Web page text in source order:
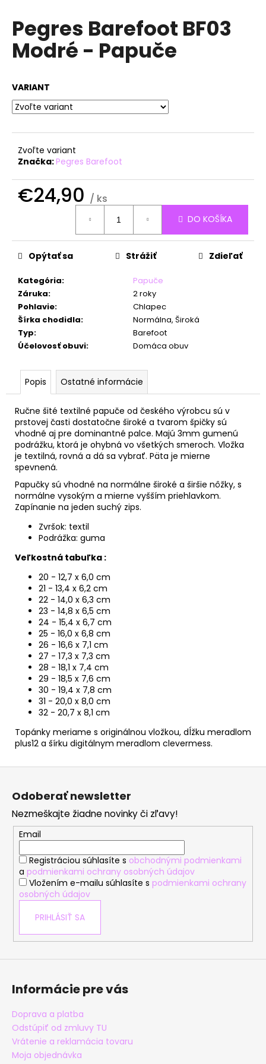
Pegres Barefoot BF03
Modré - Papuče
VARIANT
Zvoľte variant
Značka:Pegres Barefoot
€24,90 / ks
DO KOŠÍKA
Kategória:
Papuče
Záruka:
2 roky
Pohlavie:
Chlapec
Šírka chodidla:
Normálna, Široká
Typ:
Barefoot
Účelovosť obuvi: Domáca obuv
Opýtať sa Strážiť Zdieľať
Popis Ostatné informácie
Ručne šité textilné papuče od českého výrobcu sú v
prstovej časti dostatočne široké a tvarom špičky sú
vhodné aj pre dominantné palce. Majú 3mm gumenú
podrážku, ktorá je ohybná vo všetkých smeroch. Vložka
je textilná, rovná a dá sa vybrať. Päta je mierne
spevnená.
Papučky sú vhodné na normálne široké a širšie nôžky, s
normálne vysokým a mierne vyšším priehlavkom.
Zapínanie na jeden suchý zips.
Zvršok: textil
Podrážka: guma
Veľkostná tabuľka :
20 - 12,7 x 6,0 cm
21 - 13,4 x 6,2 cm
22 - 14,0 x 6,3 cm
23 - 14,8 x 6,5 cm
24 - 15,4 x 6,7 cm
25 - 16,0 x 6,8 cm
26 - 16,6 x 7,1 cm
27 - 17,3 x 7,3 cm
28 - 18,1 x 7,4 cm
29 - 18,5 x 7,6 cm
30 - 19,4 x 7,8 cm
31 - 20,0 x 8,0 cm
32 - 20,7 x 8,1 cm
Topánky meriame s originálnou vložkou, dĺžku meradlom
plus12 a šírku digitálnym meradlom clevermess.
j
s
ť
O
d
r
ú
a
m
e
Z
Odoberať newsletter
Nezmeškajte žiadne novinky či zľavy!
Email
Registráciou súhlasíte s obchodnými podmienkami
a podmienkami ochrany osobných údajov
Vložením e-mailu súhlasíte s podmienkami ochrany
osobných údajov
PRIHLÁSIŤ SA
Informácie pre vás
Doprava a platba
Odstúpiť od zmluvy TU
Vrátenie a reklamácia tovaru
Moja objednávka